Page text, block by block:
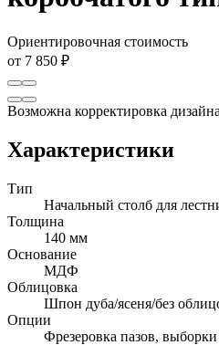
Ориентировочная стоимость
от 7 850 ₽
Возможна корректировка дизайна
Характеристики
Тип
Начальный столб для
Толщина
140 мм
Основание
МДФ
Облицовка
Шпон дуба/ясеня/без
Опции
Фрезеровка пазов, выборки